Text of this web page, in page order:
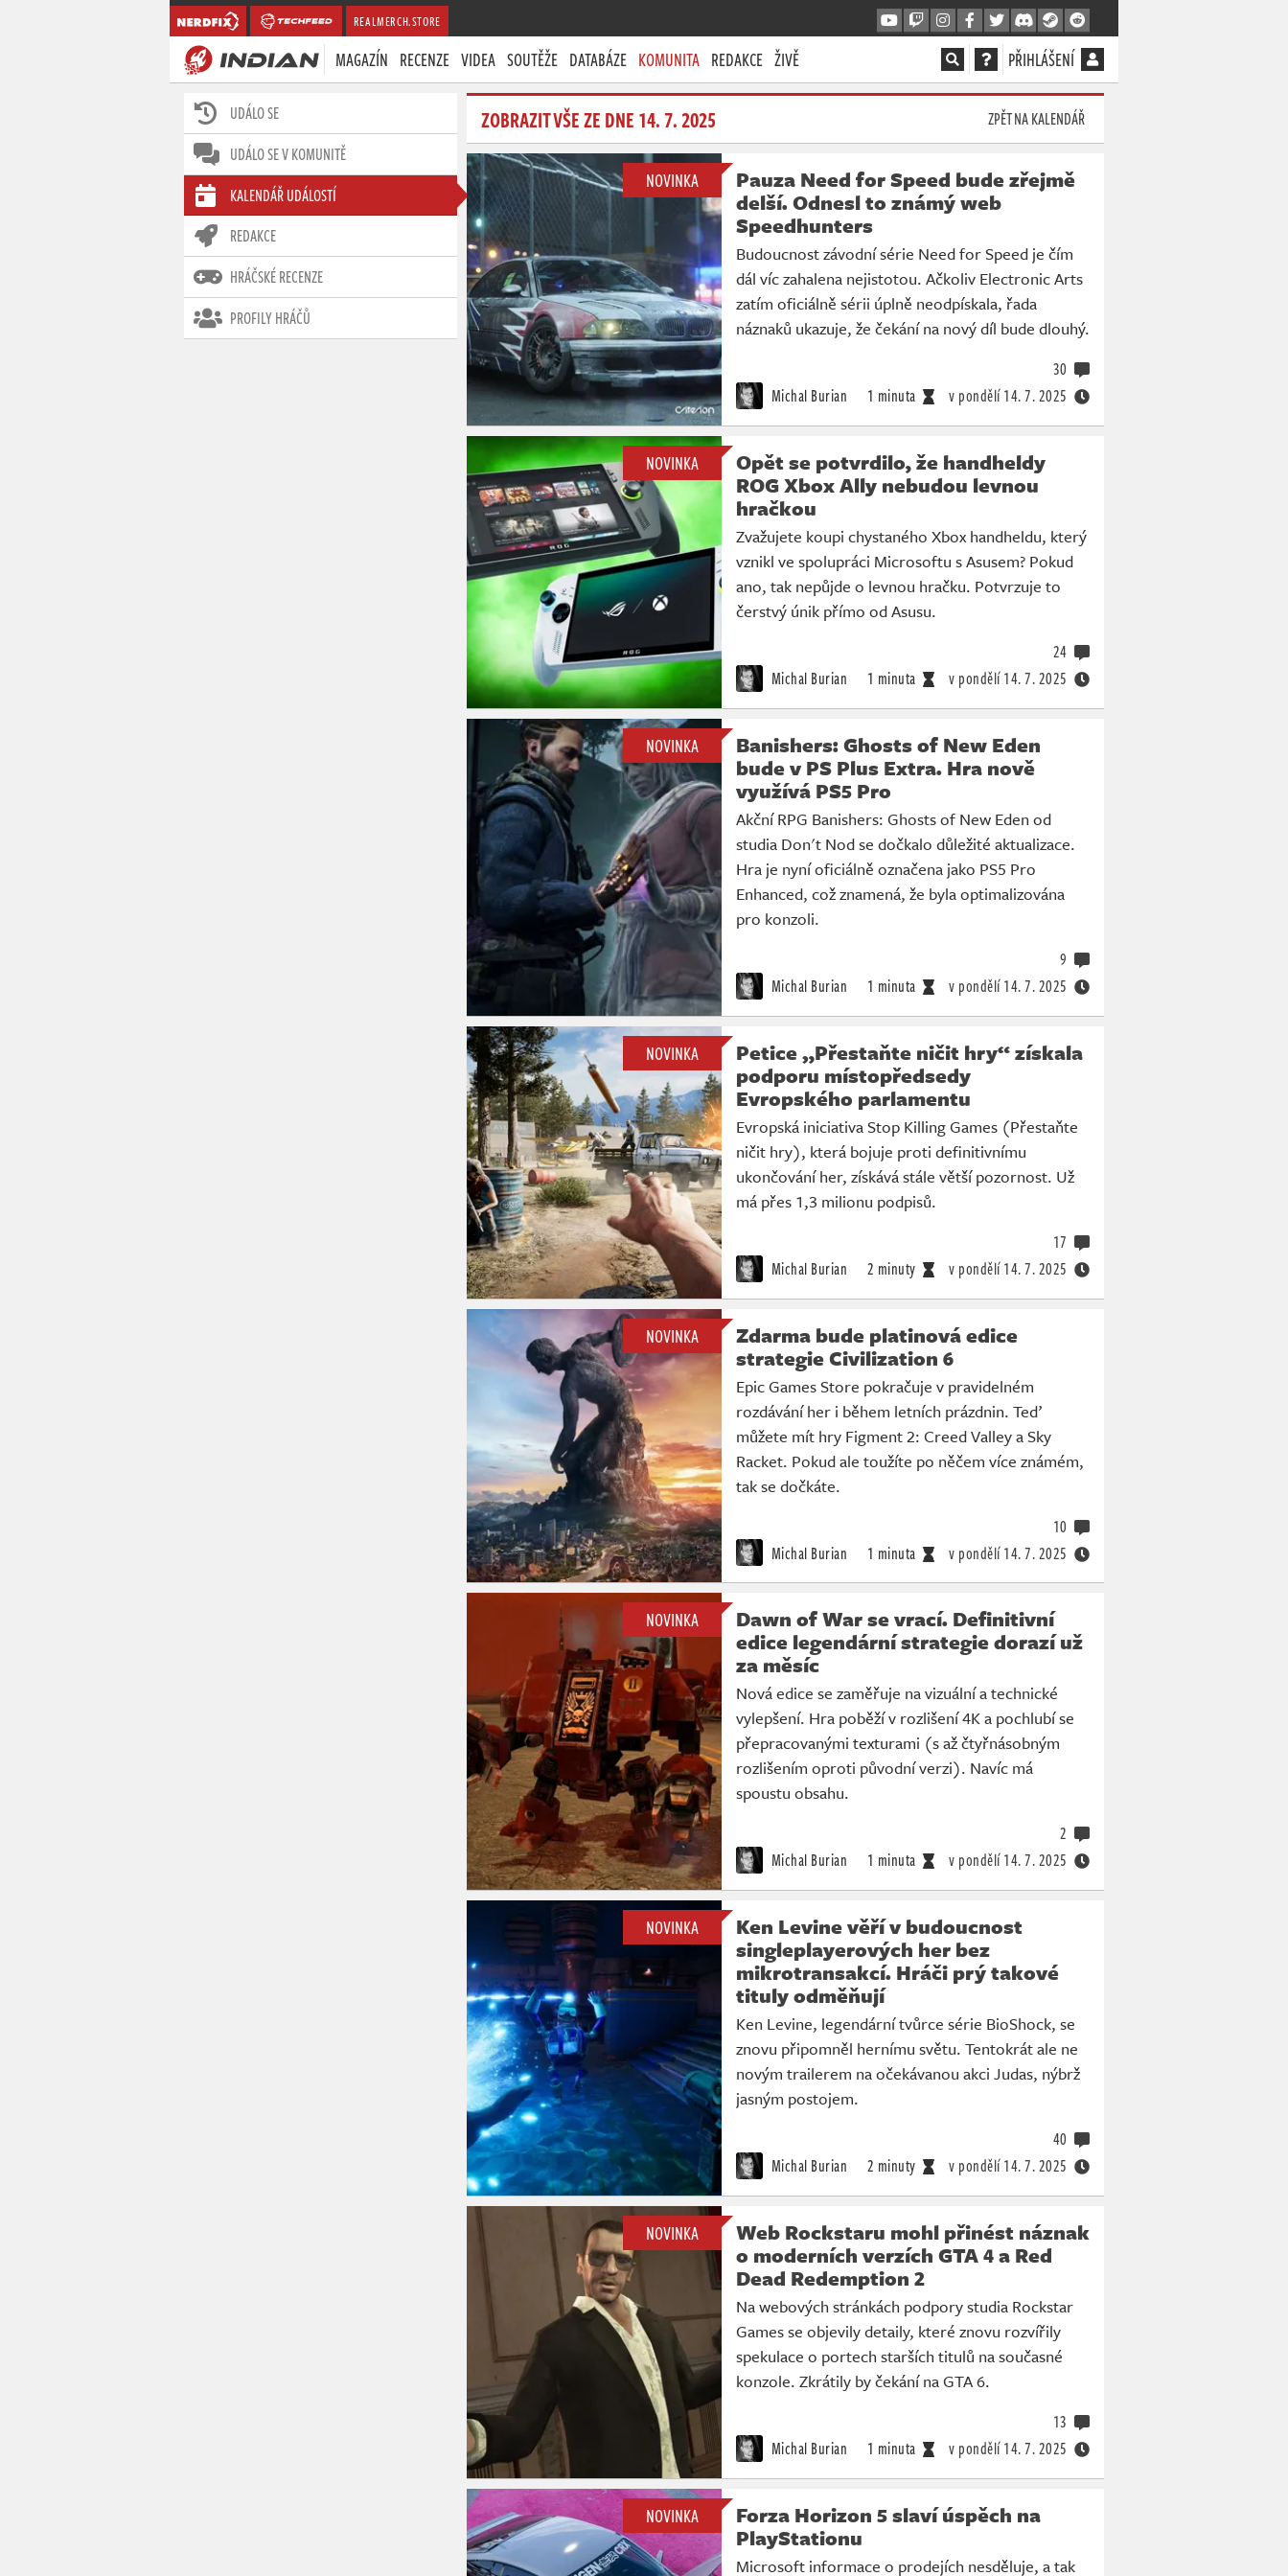
REALMERCH.STORE
MAGAZÍN RECENZE VIDEA SOUTĚŽE DATABÁZE KOMUNITA REDAKCE ŽIVĚ PŘIHLÁŠENÍ
UDÁLO SE
UDÁLO SE V KOMUNITĚ
KALENDÁŘ UDÁLOSTÍ
REDAKCE
HRÁČSKÉ RECENZE
PROFILY HRÁČŮ
ZOBRAZIT VŠE ZE DNE 14. 7. 2025 ZPĚT NA KALENDÁŘ
NOVINKA
Pauza Need for Speed bude zřejmě
delší. Odnesl to známý web
Speedhunters
Budoucnost závodní série Need for Speed je čím
dál víc zahalena nejistotou. Ačkoliv Electronic Arts
zatím oficiálně sérii úplně neodpískala, řada
náznaků ukazuje, že čekání na nový díl bude dlouhý.
Michal Burian 1 minuta v pondělí14. 7. 2025
30
NOVINKA
Opět se potvrdilo, že handheldy
ROG Xbox Ally nebudou levnou
hračkou
Zvažujete koupi chystaného Xbox handheldu, který
vznikl ve spolupráci Microsoftu s Asusem? Pokud
ano, tak nepůjde o levnou hračku. Potvrzuje to
čerstvý únik přímo od Asusu.
Michal Burian 1 minuta v pondělí14. 7. 2025
24
NOVINKA
Banishers: Ghosts of New Eden
bude v PS Plus Extra. Hra nově
využívá PS5 Pro
Akční RPG Banishers: Ghosts of New Eden od
studia Don't Nod se dočkalo důležité aktualizace.
Hra je nyní oficiálně označena jako PS5 Pro
Enhanced, což znamená, že byla optimalizována
pro konzoli.
Michal Burian 1 minuta v pondělí14. 7. 2025
9
NOVINKA
Petice „Přestaňte ničit hry“ získala
podporu místopředsedy
Evropského parlamentu
Evropská iniciativa Stop Killing Games (Přestaňte
ničit hry), která bojuje proti definitivnímu
ukončování her, získává stále větší pozornost. Už
má přes 1,3 milionu podpisů.
Michal Burian 2 minuty v pondělí14. 7. 2025
17
NOVINKA
Zdarma bude platinová edice
strategie Civilization 6
Epic Games Store pokračuje v pravidelném
rozdávání her i během letních prázdnin. Teď
můžete mít hry Figment 2: Creed Valley a Sky
Racket. Pokud ale toužíte po něčem více známém,
tak se dočkáte.
Michal Burian 1 minuta v pondělí14. 7. 2025
10
NOVINKA
Dawn of War se vrací. Definitivní
edice legendární strategie dorazí už
za měsíc
Nová edice se zaměřuje na vizuální a technické
vylepšení. Hra poběží v rozlišení 4K a pochlubí se
přepracovanými texturami (s až čtyřnásobným
rozlišením oproti původní verzi). Navíc má
spoustu obsahu.
Michal Burian 1 minuta v pondělí14. 7. 2025
2
NOVINKA
Ken Levine věří v budoucnost
singleplayerových her bez
mikrotransakcí. Hráči prý takové
tituly odměňují
Ken Levine, legendární tvůrce série BioShock, se
znovu připomněl hernímu světu. Tentokrát ale ne
novým trailerem na očekávanou akci Judas, nýbrž
jasným postojem.
Michal Burian 2 minuty v pondělí14. 7. 2025
40
NOVINKA
Web Rockstaru mohl přinést náznak
o moderních verzích GTA 4 a Red
Dead Redemption 2
Na webových stránkách podpory studia Rockstar
Games se objevily detaily, které znovu rozvířily
spekulace o portech starších titulů na současné
konzole. Zkrátily by čekání na GTA 6.
Michal Burian 1 minuta v pondělí14. 7. 2025
13
NOVINKA
Forza Horizon 5 slaví úspěch na
PlayStationu
Microsoft informace o prodejích nesděluje, a tak